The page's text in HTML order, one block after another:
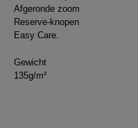
Afgeronde zoom
Reserve-knopen
Easy Care.
Gewicht
135g/m²